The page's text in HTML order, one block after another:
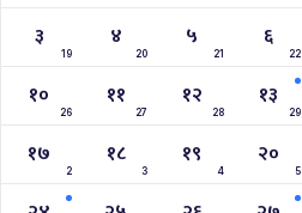
३
19
४
20
५
21
६
22
१०
26
११
27
१२
28
१३
29
१७
2
१८
3
१९
4
२०
5